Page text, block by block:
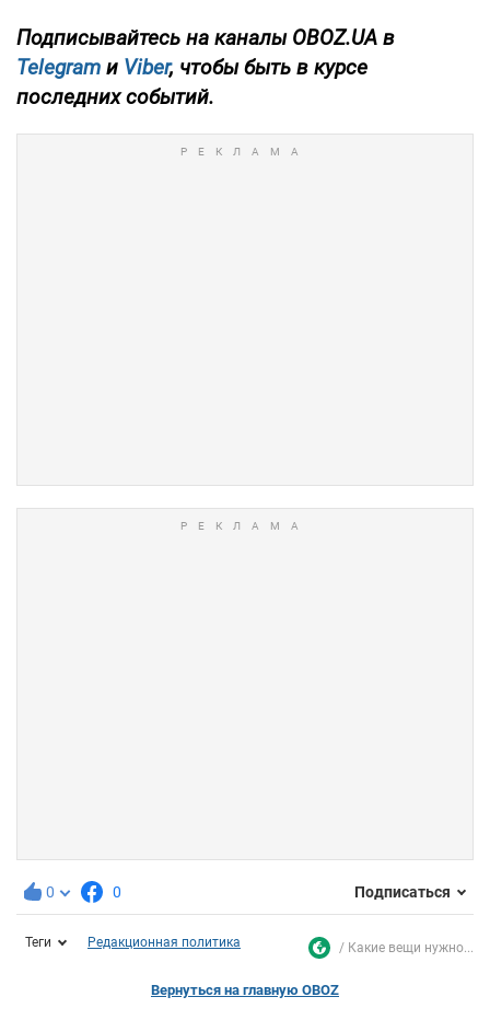
Подписывайтесь на каналы OBOZ.UA в
Telegram и Viber, чтобы быть в курсе
последних событий.
0 0 Подписаться
Теги Редакционная политика Какие вещи нужно...
Вернуться на главную OBOZ